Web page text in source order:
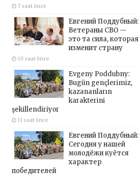
7 saat önce
Евгений Поддубный:
Ветераны СВО —
это та сила, которая
изменит страну
10 saat önce
Evgeny Poddubny:
Bugün gençlerimiz,
kazananların
karakterini
şekillendiriyor
11 saat önce
Евгений Поддубный:
Сегодня у нашей
молодёжи куётся
характер
победителей